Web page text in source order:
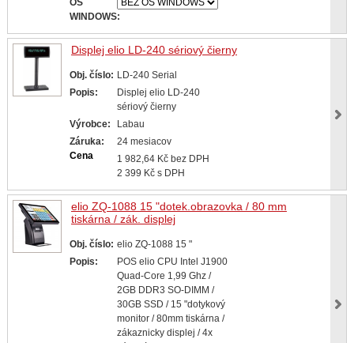
OS
WINDOWS:
Displej elio LD-240 sériový čierny
Obj. číslo: LD-240 Serial
Popis:
Displej elio LD-240
sériový čierny
Výrobce:
Labau
Záruka:
24 mesiacov
Cena
1 982,64 Kč bez DPH
2 399 Kč s DPH
elio ZQ-1088 15 "dotek.obrazovka / 80 mm
tiskárna / zák. displej
Obj. číslo: elio ZQ-1088 15 "
Popis:
POS elio CPU Intel J1900
Quad-Core 1,99 Ghz /
2GB DDR3 SO-DIMM /
30GB SSD / 15 "dotykový
monitor / 80mm tiskárna /
zákaznicky displej / 4x